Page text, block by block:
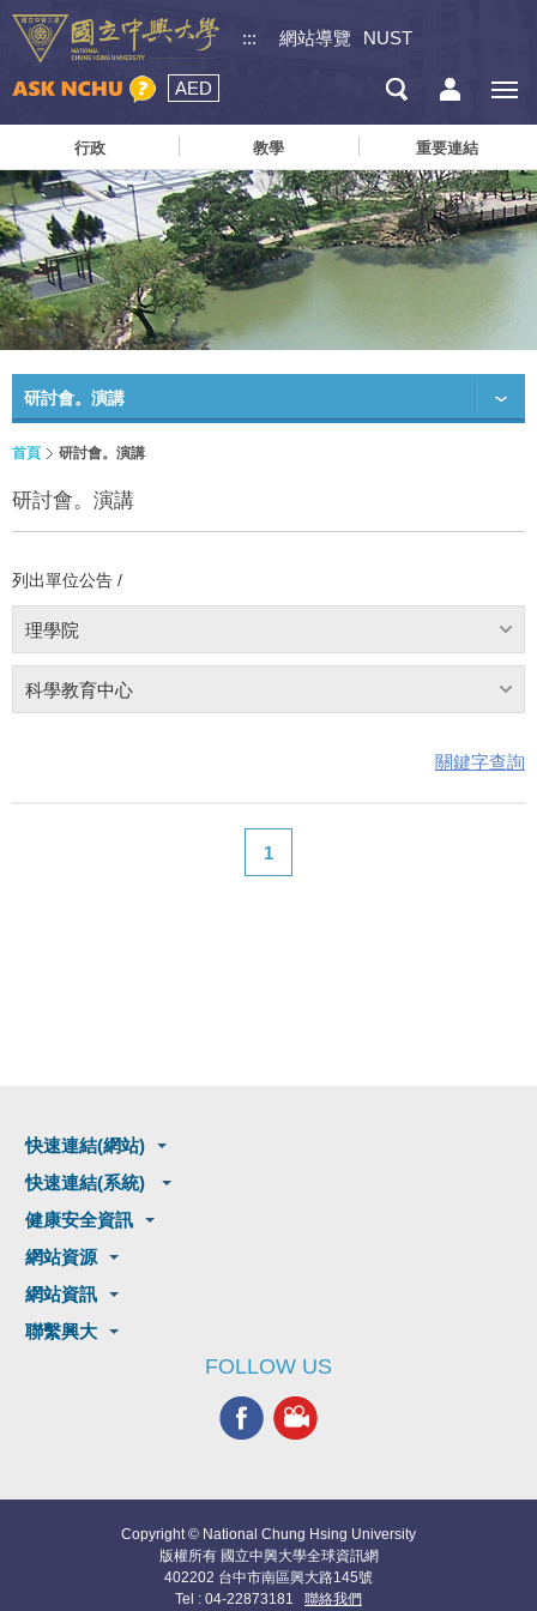
::: 網站導覽 NUST
AED
行政 教學 重要連結
研討會。演講
首頁 研討會。演講
研討會。演講
列出單位公告 /
理學院
科學教育中心
關鍵字查詢
1
快速連結(網站)
快速連結(系統)
健康安全資訊
網站資源
網站資訊
聯繫興大
FOLLOW US
Copyright © National Chung Hsing University
版權所有 國立中興大學全球資訊網
402202 台中市南區興大路145號
Tel : 04-22873181 聯絡我們